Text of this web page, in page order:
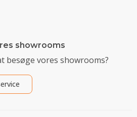
showrooms
besøge vores showrooms?